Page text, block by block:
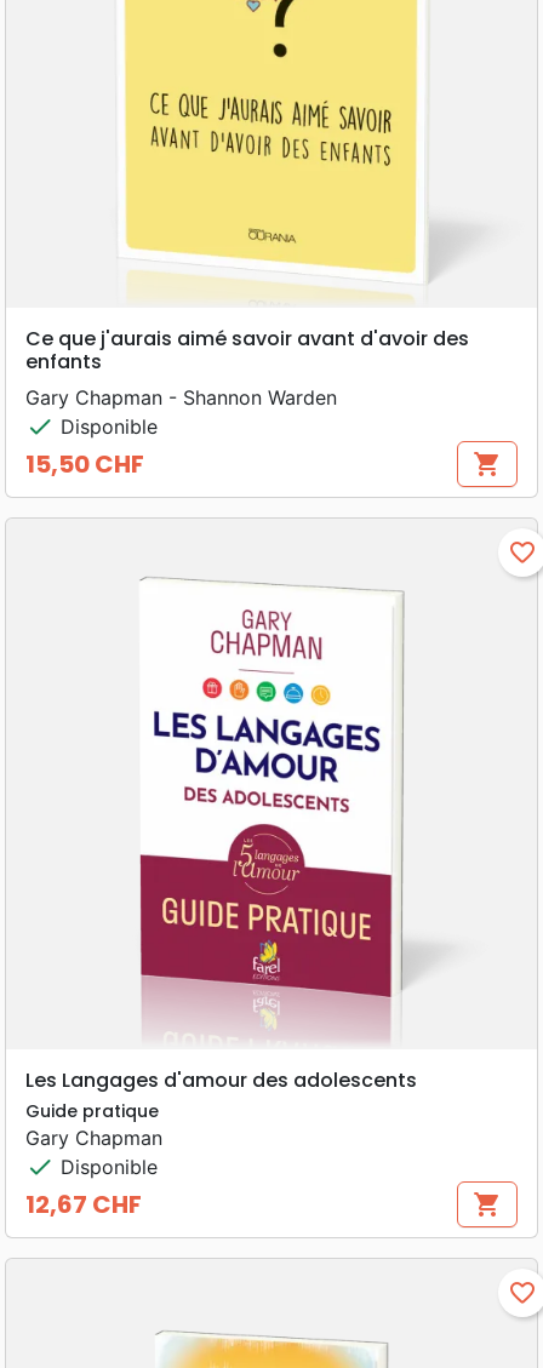
Ce que j'aurais aimé savoir avant d'avoir des
enfants
Gary Chapman - Shannon Warden
check Disponible
Prix
15,50 CHF shopping_cart
favorite_border
Les Langages d'amour des adolescents
Guide pratique
Gary Chapman
check Disponible
Prix
12,67 CHF shopping_cart
favorite_border